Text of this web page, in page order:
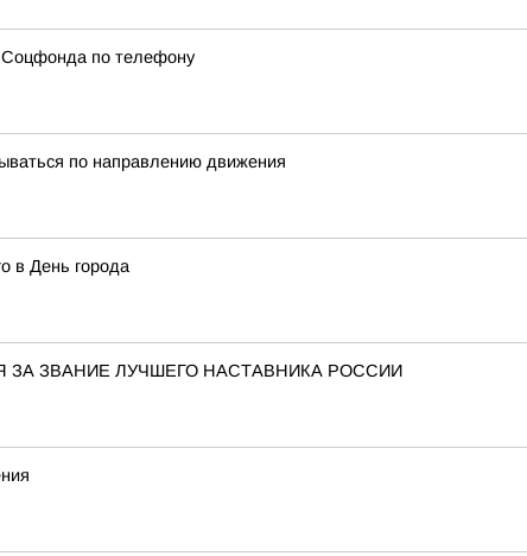
по телефону
по направлению движения
в День города
ЗВАНИЕ ЛУЧШЕГО НАСТАВНИКА РОССИИ